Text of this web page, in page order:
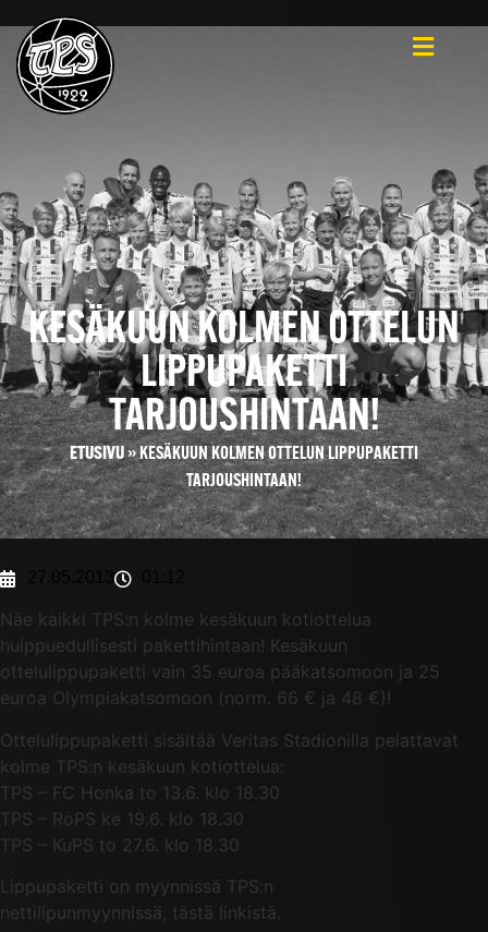
KESÄKUUN KOLMEN OTTELUN
LIPPUPAKETTI
TARJOUSHINTAAN!
ETUSIVU»KESÄKUUN KOLMEN OTTELUN LIPPUPAKETTI
TARJOUSHINTAAN!
Näe kaikki TPS:n kolme kesäkuun kotiottelua
huippuedullisesti pakettihintaan! Kesäkuun
ottelulippupaketti vain 35 euroa pääkatsomoon ja 25
euroa Olympiakatsomoon (norm. 66 € ja 48 €)!
Ottelulippupaketti sisältää Veritas Stadionilla pelattavat
kolme TPS:n kesäkuun kotiottelua:
TPS – FC Honka to 13.6. klo 18.30
TPS – RoPS ke 19.6. klo 18.30
TPS – KuPS to 27.6. klo 18.30
Lippupaketti on myynnissä TPS:n
nettilipunmyynnissä, tästä linkistä.